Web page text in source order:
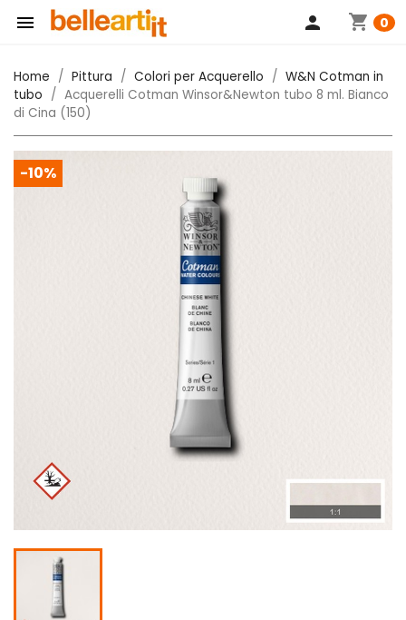
 shopping_cart 0
person
Home Pittura Colori per Acquerello
W&N Cotman in
tubo
Acquerelli Cotman Winsor&Newton tubo 8 ml. Bianco
di Cina (150)
-10%